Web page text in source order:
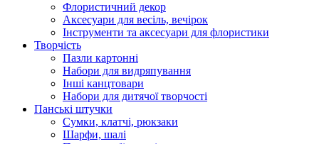
Флористичний декор
Аксесуари для весіль, вечірок
Інструменти та аксесуари для флористики
Творчість
Пазли картонні
Набори для видряпування
Інші канцтовари
Набори для дитячої творчості
Панські штучки
Сумки, клатчі, рюкзаки
Шарфи, шалі